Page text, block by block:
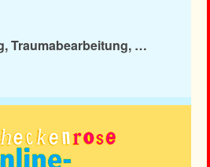
Traumabearbeitung, …